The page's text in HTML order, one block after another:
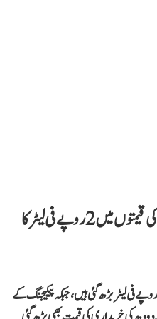
مہاراشٹر میں 11 اگست سے دودھ کی قیمتوں میں 2 روپے فی لیٹر کا
ایسوسی ایشن کے مطابق ڈیزل کی قیمتیں 10 روپے فی لیٹر بڑھ گئی ہیں، جبکہ پیکیجنگ کے